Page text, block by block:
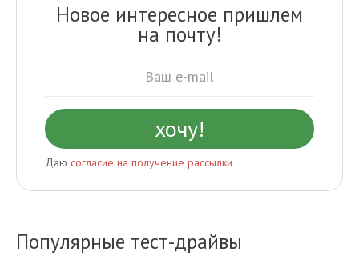
Новое интересное пришлем
на почту!
Даю согласие на получение рассылки
Популярные тест-драйвы